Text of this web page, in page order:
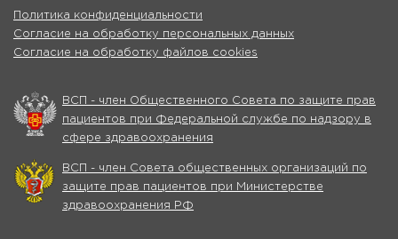
Политика конфиденциальности
Согласие на обработку персональных данных
Согласие на обработку файлов cookies
ВСП - член Общественного Совета по защите прав
пациентов при Федеральной службе по надзору в
сфере здравоохранения
ВСП - член Совета общественных организаций по
защите прав пациентов при Министерстве
здравоохранения РФ